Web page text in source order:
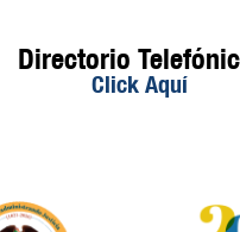
Directorio
Click Aquí